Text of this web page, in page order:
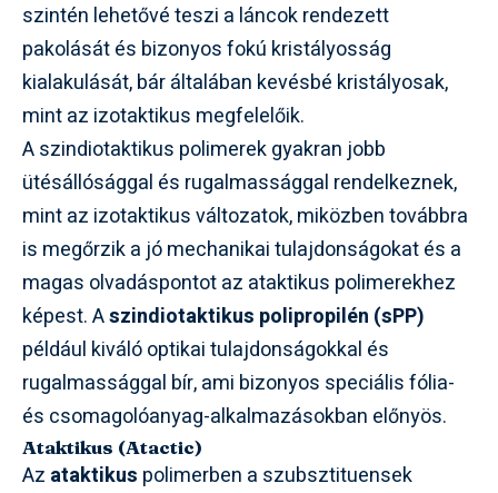
szintén lehetővé teszi a láncok rendezett
pakolását és bizonyos fokú kristályosság
kialakulását, bár általában kevésbé kristályosak,
mint az izotaktikus megfelelőik.
A szindiotaktikus polimerek gyakran jobb
ütésállósággal és rugalmassággal rendelkeznek,
mint az izotaktikus változatok, miközben továbbra
is megőrzik a jó mechanikai tulajdonságokat és a
magas olvadáspontot az ataktikus polimerekhez
képest. Aszindiotaktikus polipropilén (sPP)
például kiváló optikai tulajdonságokkal és
rugalmassággal bír, ami bizonyos speciális fólia-
és csomagolóanyag-alkalmazásokban előnyös.
Ataktikus (Atactic)
Az ataktikus polimerben a szubsztituensek